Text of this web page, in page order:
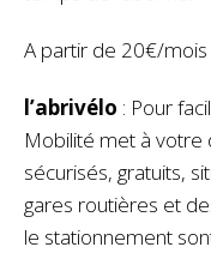
A partir de 20€/
l’abrivélo : Pour
Mobilité met à votre
sécurisés, gratuits,
gares routières et
le stationnement